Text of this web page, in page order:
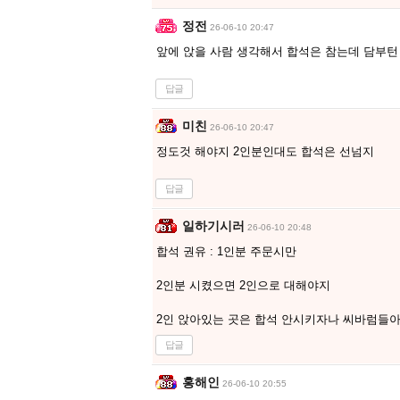
정전 26-06-10 20:47
앞에 앉을 사람 생각해서 합석은 참는데 담부
답글
미친 26-06-10 20:47
정도것 해야지 2인분인대도 합석은 선넘지
답글
일하기시러 26-06-10 20:48
합석 권유 : 1인분 주문시만
2인분 시켰으면 2인으로 대해야지
2인 앉아있는 곳은 합석 안시키자나 씨바럼들아
답글
홍해인 26-06-10 20:55